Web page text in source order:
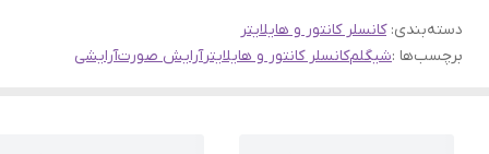
دسته‌بندی:کانسلر کانتور و هایلایتر
برچسب‌ها :شیگلمکانسلر کانتور و هایلایترآرایش صورتآرایشی